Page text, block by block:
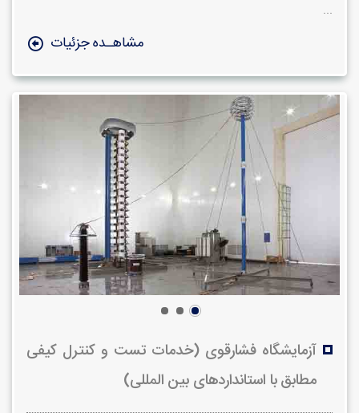
...
مشاهـده جزئیات
آزمایشگاه فشارقوی (خدمات تست و کنترل کیفی
مطابق با استانداردهای بین المللی)